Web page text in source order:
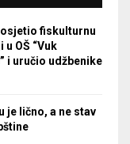
fiskulturnu
OŠ “Vuk
i uručio udžbenike
je lično, a ne stav